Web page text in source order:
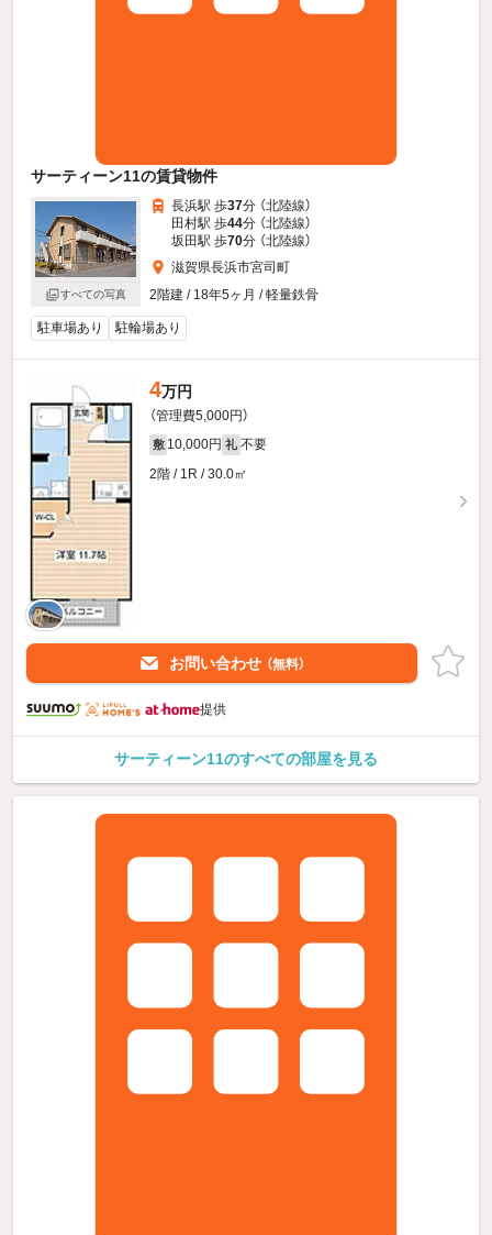
サーティーン11の賃貸物件
すべての写真
長浜駅 歩37分 （北陸線）
田村駅 歩44分 （北陸線）
坂田駅 歩70分 （北陸線）
滋賀県長浜市宮司町
2階建 / 18年5ヶ月 / 軽量鉄骨
駐車場あり 駐輪場あり
4万円
（管理費5,000円）
敷 10,000円 礼 不要
2階 / 1R / 30.0㎡
お問い合わせ （無料）
提供
サーティーン11のすべての部屋を見る